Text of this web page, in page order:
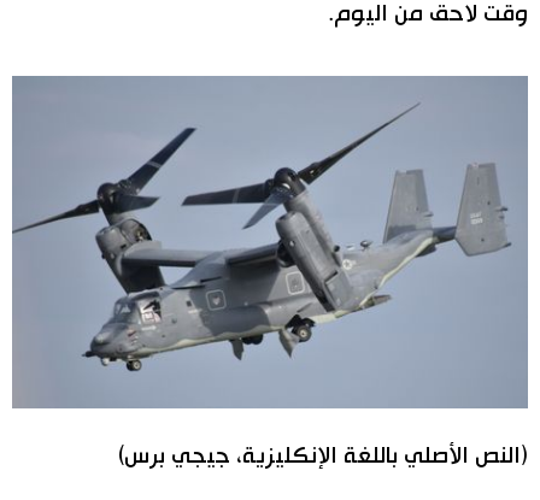
وقت لاحق من اليوم.
(النص الأصلي باللغة الإنكليزية، جيجي برس)